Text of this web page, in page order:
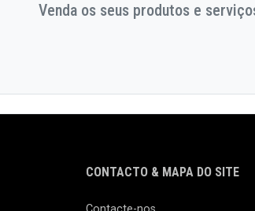
Venda os seus produtos e
CONTACTO & MAPA DO SITE